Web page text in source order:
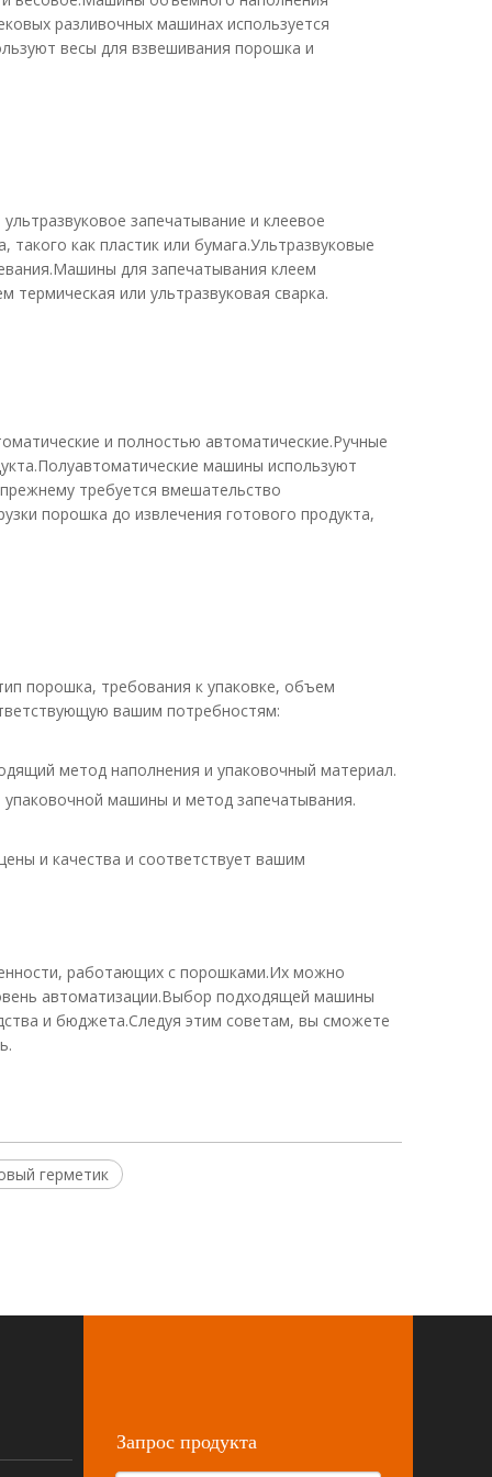
разливочных машинах используется
весы для взвешивания порошка и
запечатывание и клеевое
как пластик или бумага.Ультразвуковые
для запечатывания клеем
или ультразвуковая сварка.
и полностью автоматические.Ручные
машины используют
требуется вмешательство
порошка до извлечения готового продукта,
порошка, требования к упаковке, объем
вашим потребностям:
метод наполнения и упаковочный материал.
машины и метод запечатывания.
и качества и соответствует вашим
работающих с порошками.Их можно
автоматизации.Выбор подходящей машины
и бюджета.Следуя этим советам, вы сможете
герметик
Запрос продукта